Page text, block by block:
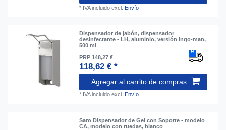
* IVA incluido excl. Envío
Dispensador de jabón, dispensador
desinfectante - LH, aluminio, versión ingo-man,
500 ml
PRP 148,27 €
118,62 € *
Agregar al carrito de compras
* IVA incluido excl. Envío
Saro Dispensador de Gel con Soporte - modelo
CA, modelo con ruedas, blanco